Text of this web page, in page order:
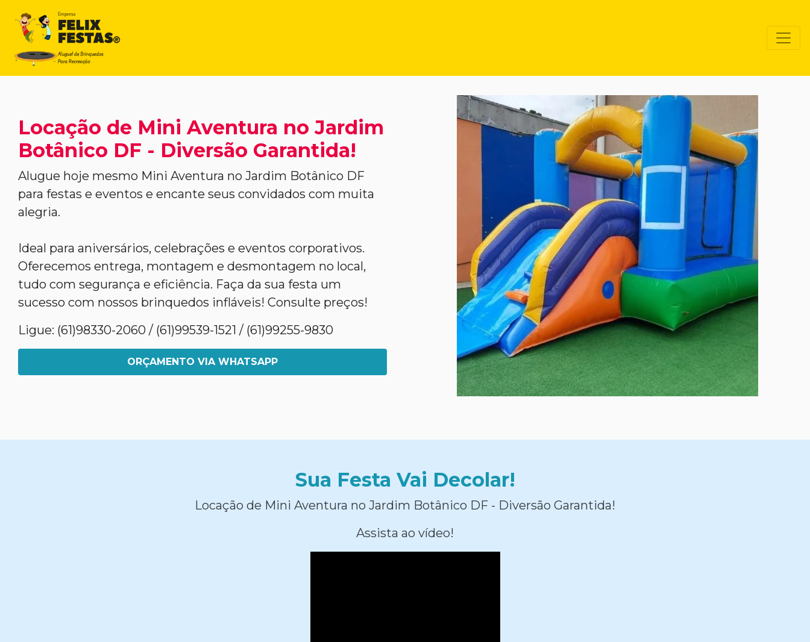
Locação de Mini Aventura no Jardim
Botânico DF - Diversão Garantida!
Alugue hoje mesmo Mini Aventura no Jardim Botânico DF
para festas e eventos e encante seus convidados com muita
alegria.
Ideal para aniversários, celebrações e eventos corporativos.
Oferecemos entrega, montagem e desmontagem no local,
tudo com segurança e eficiência. Faça da sua festa um
sucesso com nossos brinquedos infláveis! Consulte preços!
Ligue: (61)98330-2060 / (61)99539-1521 / (61)99255-9830
ORÇAMENTO VIA WHATSAPP
Sua Festa Vai Decolar!
Locação de Mini Aventura no Jardim Botânico DF - Diversão Garantida!
Assista ao vídeo!